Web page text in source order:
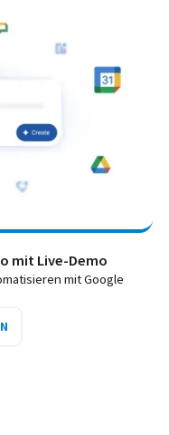
mit Live-Demo
mit Google